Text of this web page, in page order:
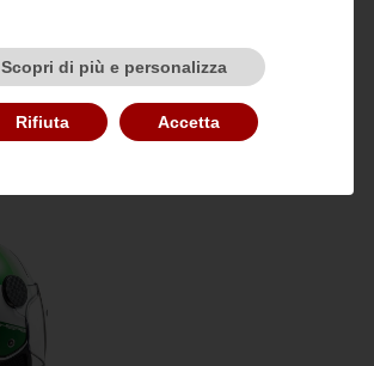
Scopri di più e personalizza
Rifiuta Accetta